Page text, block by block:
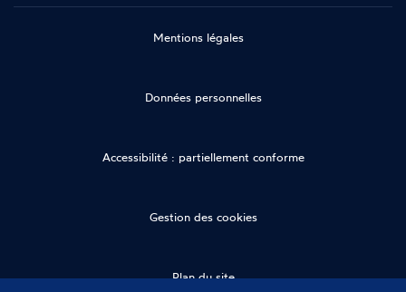
Mentions légales
Données personnelles
Accessibilité : partiellement conforme
Gestion des cookies
Plan du site